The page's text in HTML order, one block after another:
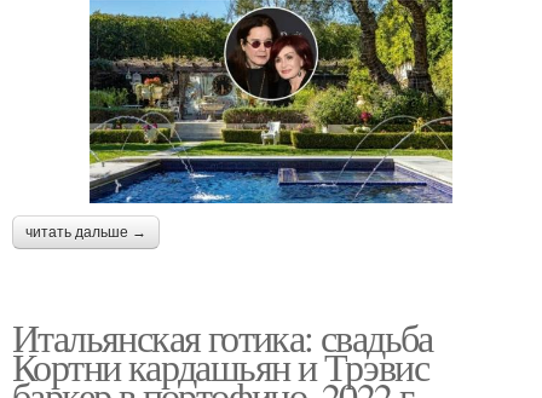
читать дальше →
Итальянская готика: свадьба
Кортни кардашьян и Трэвис